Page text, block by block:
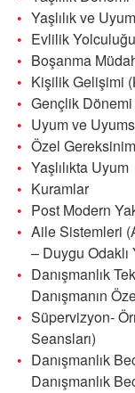
Yaşlılık ve
Evlilik Yolculuğu
Boşanma
Kişilik Gelişimi
Gençlik
Uyum ve
Özel
Yaşlılıkta Uyum
Kuramlar
Post Modern
Aile Sistemleri
– Duygu Odaklı
Danışmanlık
Danışmanın
Süpervizyon-
Seansları)
Danışmanlık
Danışmanlık